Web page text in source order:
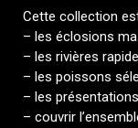
Cette collection
– les éclosions
– les rivières
– les poissons
– les
– couvrir